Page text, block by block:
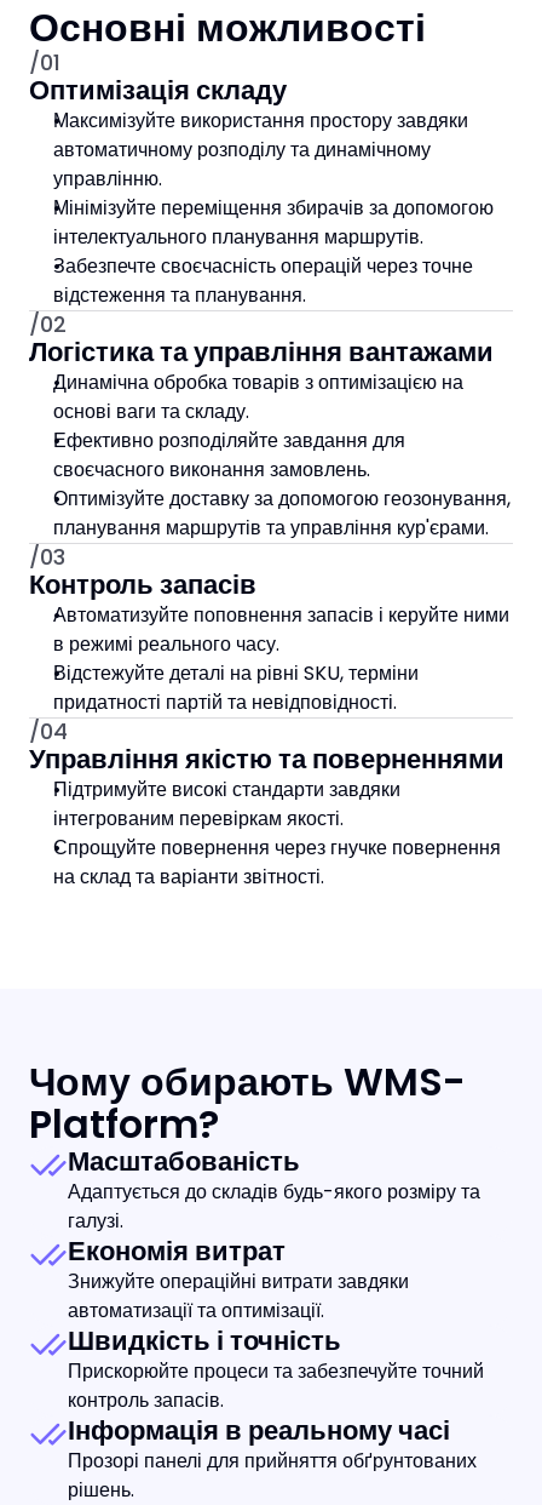
Основні можливості
/01
Оптимізація складу
Максимізуйте використання простору завдяки
автоматичному розподілу та динамічному
управлінню.
Мінімізуйте переміщення збирачів за допомогою
інтелектуального планування маршрутів.
Забезпечте своєчасність операцій через точне
відстеження та планування.
/02
Логістика та управління вантажами
Динамічна обробка товарів з оптимізацією на
основі ваги та складу.
Ефективно розподіляйте завдання для
своєчасного виконання замовлень.
Оптимізуйте доставку за допомогою геозонування,
планування маршрутів та управління кур'єрами.
/03
Контроль запасів
Автоматизуйте поповнення запасів і керуйте ними
в режимі реального часу.
Відстежуйте деталі на рівні SKU, терміни
придатності партій та невідповідності.
/04
Управління якістю та поверненнями
Підтримуйте високі стандарти завдяки
інтегрованим перевіркам якості.
Спрощуйте повернення через гнучке повернення
на склад та варіанти звітності.
Чому обирають WMS-
Platform?
Масштабованість
Адаптується до складів будь-якого розміру та
галузі.
Економія витрат
Знижуйте операційні витрати завдяки
автоматизації та оптимізації.
Швидкість і точність
Прискорюйте процеси та забезпечуйте точний
контроль запасів.
Інформація в реальному часі
Прозорі панелі для прийняття обґрунтованих
рішень.